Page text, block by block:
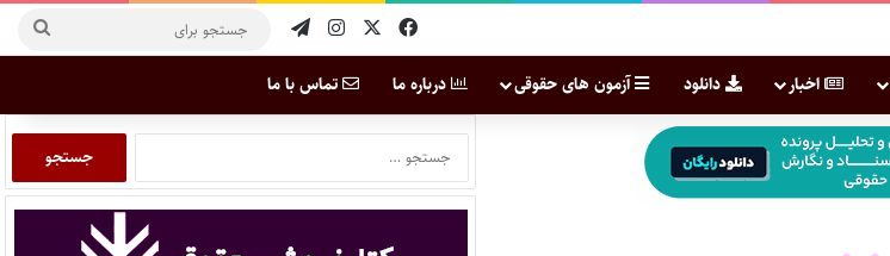
اخبار دانلود آزمون های حقوقی درباره ما تماس با ما